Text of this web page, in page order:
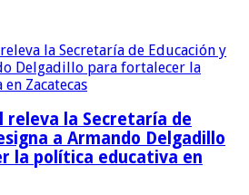
releva la Secretaría de
a Armando Delgadillo
la política educativa en